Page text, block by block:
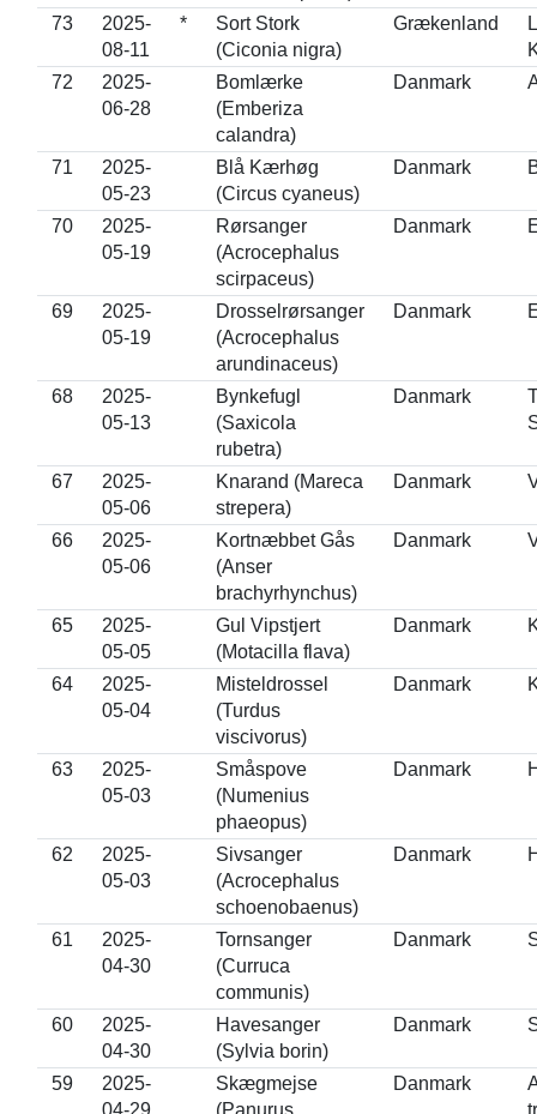
73
2025-
08-11
*
Sort Stork
(Ciconia nigra)
Grækenland
72
2025-
06-28
Bomlærke
(Emberiza
calandra)
Danmark
71
2025-
05-23
Blå Kærhøg
(Circus cyaneus)
Danmark
70
2025-
05-19
Rørsanger
(Acrocephalus
scirpaceus)
Danmark
69
2025-
05-19
Drosselrørsanger
(Acrocephalus
arundinaceus)
Danmark
68
2025-
05-13
Bynkefugl
(Saxicola
rubetra)
Danmark
67
2025-
05-06
Knarand (Mareca
strepera)
Danmark
66
2025-
05-06
Kortnæbbet Gås
(Anser
brachyrhynchus)
Danmark
65
2025-
05-05
Gul Vipstjert
(Motacilla flava)
Danmark
64
2025-
05-04
Misteldrossel
(Turdus
viscivorus)
Danmark
63
2025-
05-03
Småspove
(Numenius
phaeopus)
Danmark
62
2025-
05-03
Sivsanger
(Acrocephalus
schoenobaenus)
Danmark
61
2025-
04-30
Tornsanger
(Curruca
communis)
Danmark
60
2025-
04-30
Havesanger
(Sylvia borin)
Danmark
59
2025-
04-29
Skægmejse
(Panurus
Danmark